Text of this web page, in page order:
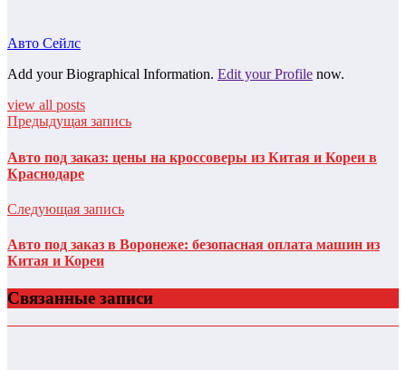
Авто Сейлс
Add your Biographical Information. Edit your Profile now.
view all posts
Предыдущая запись
Авто под заказ: цены на кроссоверы из Китая и Кореи в
Краснодаре
Следующая запись
Авто под заказ в Воронеже: безопасная оплата машин из
Китая и Кореи
Связанные записи